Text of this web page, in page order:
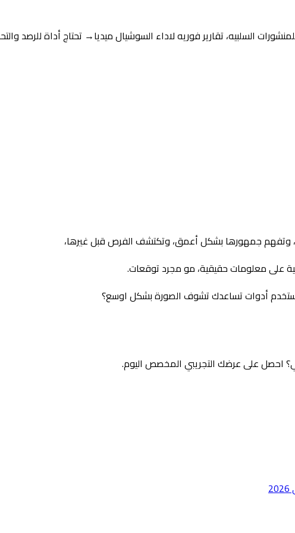
السلبيه، تقارير فوريه لاداء السوشيال ميديا→ تحتاج أداة للرصد
وتفهم جمهورها بشكل أعمق، وتكتشف الفرص قبل غيرها،
على معلومات حقيقية، مو مجرد توقعات.
أدوات تساعدك تشوف الصورة بشكل اوسع؟
احصل على عرضك التجريبي المخصص اليوم.